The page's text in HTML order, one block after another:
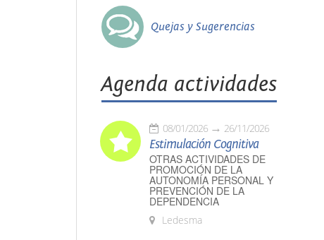
Quejas y Sugerencias
Agenda actividades
08/01/2026 26/11/2026
Estimulación Cognitiva
OTRAS ACTIVIDADES DE
PROMOCIÓN DE LA
AUTONOMÍA PERSONAL Y
PREVENCIÓN DE LA
DEPENDENCIA
Ledesma